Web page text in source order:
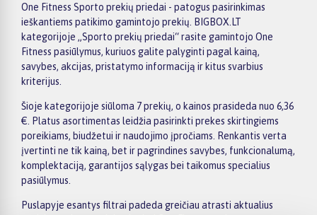
One Fitness Sporto prekių priedai - patogus pasirinkimas
ieškantiems patikimo gamintojo prekių. BIGBOX.LT
kategorijoje „Sporto prekių priedai“ rasite gamintojo One
Fitness pasiūlymus, kuriuos galite palyginti pagal kainą,
savybes, akcijas, pristatymo informaciją ir kitus svarbius
kriterijus.
Šioje kategorijoje siūloma 7 prekių, o kainos prasideda nuo 6,36
€. Platus asortimentas leidžia pasirinkti prekes skirtingiems
poreikiams, biudžetui ir naudojimo įpročiams. Renkantis verta
įvertinti ne tik kainą, bet ir pagrindines savybes, funkcionalumą,
komplektaciją, garantijos sąlygas bei taikomus specialius
pasiūlymus.
Puslapyje esantys filtrai padeda greičiau atrasti aktualius